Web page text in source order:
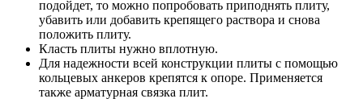
подойдет, то можно попробовать приподнять плиту,
убавить или добавить крепящего раствора и снова
положить плиту.
Класть плиты нужно вплотную.
Для надежности всей конструкции плиты с помощью
кольцевых анкеров крепятся к опоре. Применяется
также арматурная связка плит.